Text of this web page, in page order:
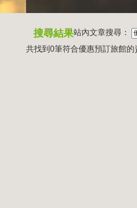
搜尋結果站內文章搜尋：
共找到0筆符合優惠預訂旅館的